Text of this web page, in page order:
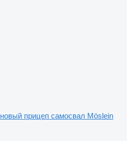
новый прицеп самосвал Möslein